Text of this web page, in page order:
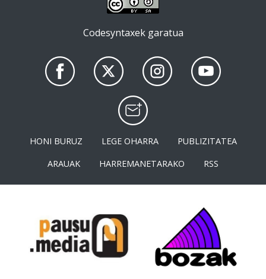
Codesyntaxek garatua
HONI BURUZ LEGE OHARRA
PUBLIZITATEA
ARAUAK
HARREMANETARAKO RSS